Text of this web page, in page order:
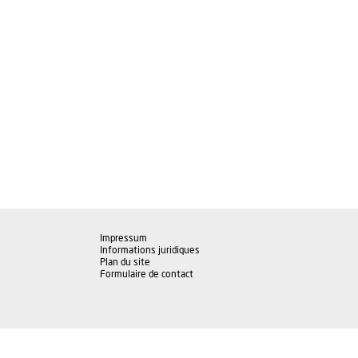
Impressum
Informations juridiques
Plan du site
Formulaire de contact